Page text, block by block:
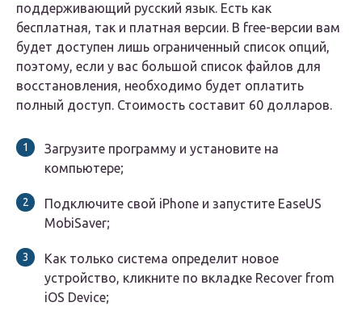
поддерживающий русский язык. Есть как
бесплатная, так и платная версии. В free-версии вам
будет доступен лишь ограниченный список опций,
поэтому, если у вас большой список файлов для
восстановления, необходимо будет оплатить
полный доступ. Стоимость составит 60 долларов.
Загрузите программу и установите на
компьютере;
Подключите свой iPhone и запустите EaseUS
MobiSaver;
Как только система определит новое
устройство, кликните по вкладке Recover from
iOS Device;